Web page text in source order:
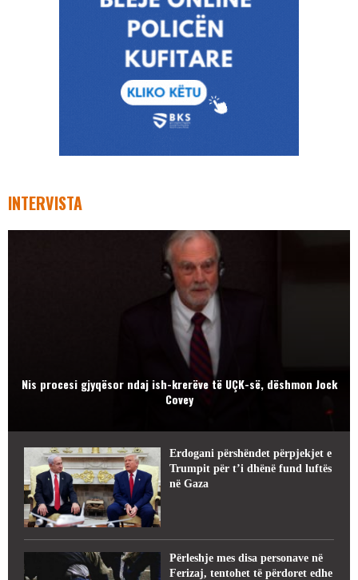
INTERVISTA
Nis procesi gjyqësor ndaj ish-krerëve të UÇK-së, dëshmon Jock
Covey
Erdogani përshëndet përpjekjet e
Trumpit për t’i dhënë fund luftës
në Gaza
Përleshje mes disa personave në
Ferizaj, tentohet të përdoret edhe